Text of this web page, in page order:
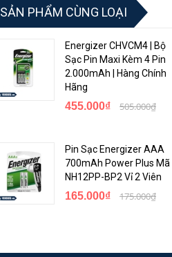
SẢN PHẨM CÙNG LOẠI
Energizer CHVCM4 | Bộ
Sạc Pin Maxi Kèm 4 Pin
2.000mAh | Hàng Chính
Hãng
455.000₫ 505.000₫
Pin Sạc Energizer AAA
700mAh Power Plus Mã
NH12PP-BP2 Vỉ 2 Viên
165.000₫ 175.000₫